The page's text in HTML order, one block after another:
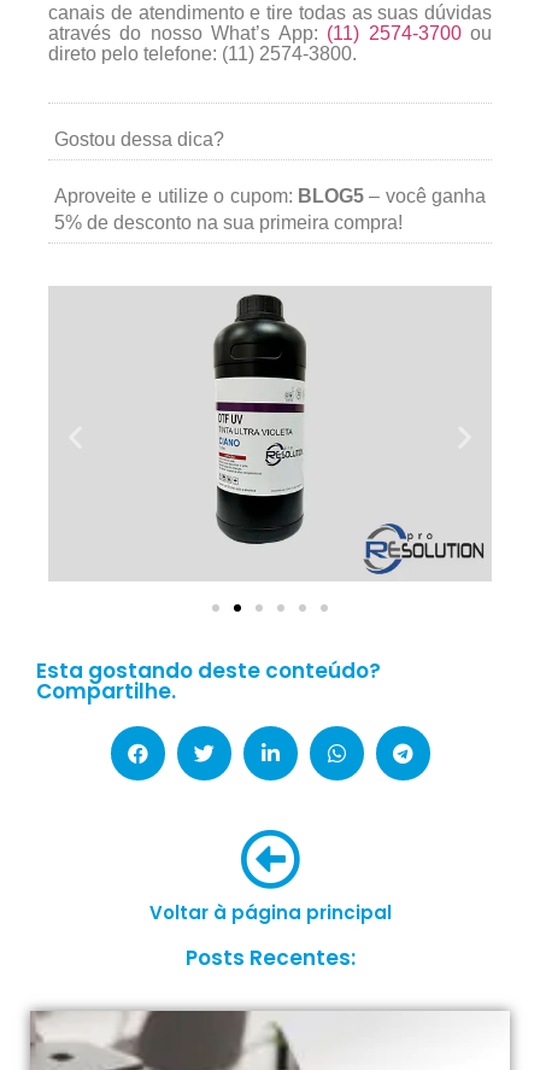
canais de atendimento e tire todas as suas dúvidas
através do nosso What’s App: (11) 2574-3700ou
direto pelo telefone: (11) 2574-3800.
Gostou dessa dica?
Aproveite e utilize o cupom: BLOG5– você ganha
5% de desconto na sua primeira compra!
Esta gostando deste conteúdo?
Compartilhe.
Voltar à página principal
Posts Recentes: